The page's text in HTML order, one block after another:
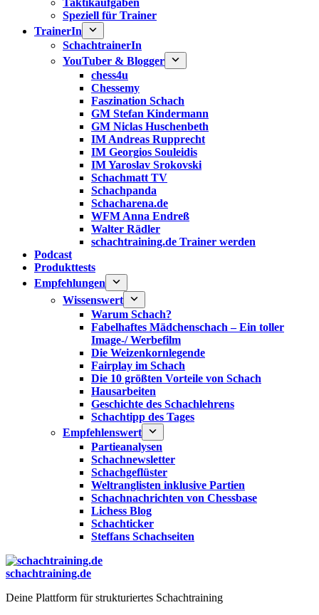
Taktikaufgaben
Speziell für Trainer
TrainerIn
SchachtrainerIn
YouTuber & Blogger
chess4u
Chessemy
Faszination Schach
GM Stefan Kindermann
GM Niclas Huschenbeth
IM Andreas Rupprecht
IM Georgios Souleidis
IM Yaroslav Srokovski
Schachmatt TV
Schachpanda
Schacharena.de
WFM Anna Endreß
Walter Rädler
schachtraining.de Trainer werden
Podcast
Produkttests
Empfehlungen
Wissenswert
Warum Schach?
Fabelhaftes Mädchenschach – Ein toller
Image-/ Werbefilm
Die Weizenkornlegende
Fairplay im Schach
Die 10 größten Vorteile von Schach‎
Hausarbeiten
Geschichte des Schachlehrens
Schachtipp des Tages
Empfehlenswert
Partieanalysen
Schachnewsletter
Schachgeflüster
Weltranglisten inklusive Partien
Schachnachrichten von Chessbase
Lichess Blog
Schachticker
Steffans Schachseiten
schachtraining.de
Deine Plattform für strukturiertes Schachtraining